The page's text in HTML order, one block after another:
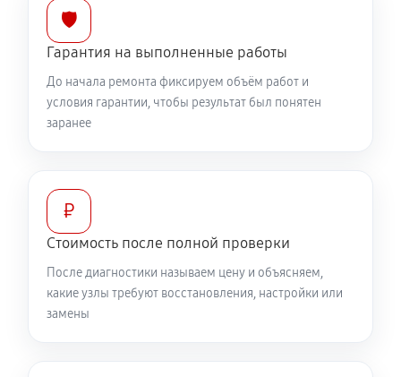
🛡️
Гарантия на выполненные работы
До начала ремонта фиксируем объём работ и
условия гарантии, чтобы результат был понятен
заранее
₽
Стоимость после полной проверки
После диагностики называем цену и объясняем,
какие узлы требуют восстановления, настройки или
замены